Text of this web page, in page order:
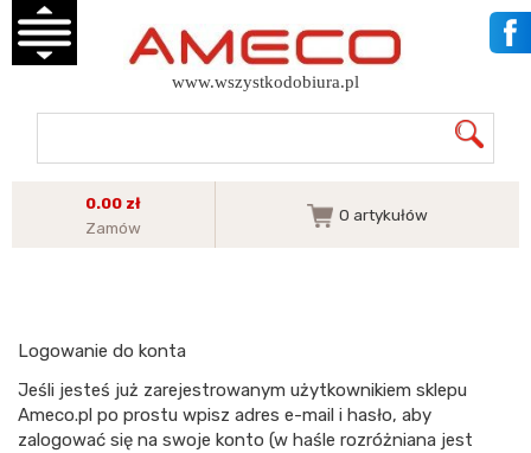
www.wszystkodobiura.pl
0.00 zł
Zamów
0 artykułów
Logowanie do konta
Jeśli jesteś już zarejestrowanym użytkownikiem sklepu
Ameco.pl po prostu wpisz adres e-mail i hasło, aby
zalogować się na swoje konto (w haśle rozróżniana jest